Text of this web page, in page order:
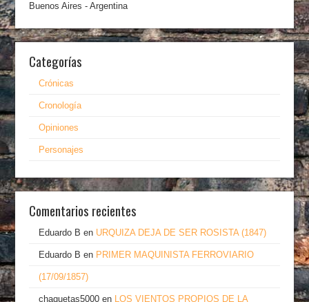
Buenos Aires - Argentina
Categorías
Crónicas
Cronología
Opiniones
Personajes
Comentarios recientes
Eduardo B en URQUIZA DEJA DE SER ROSISTA (1847)
Eduardo B en PRIMER MAQUINISTA FERROVIARIO
(17/09/1857)
chaquetas5000 en LOS VIENTOS PROPIOS DE LA